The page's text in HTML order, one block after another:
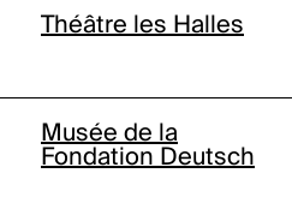
Théâtre les Halles
Musée de la
Fondation Deutsch